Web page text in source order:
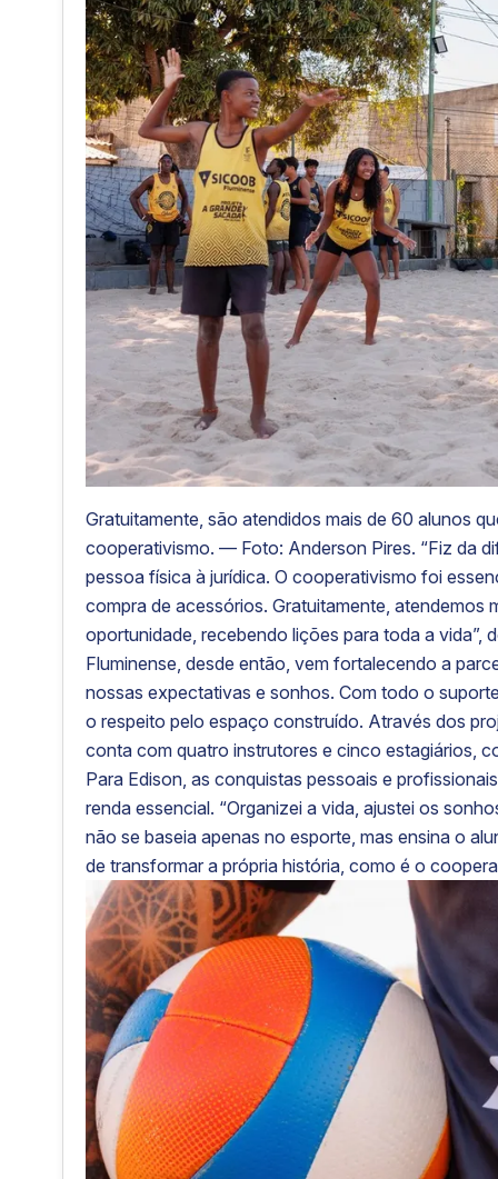
Gratuitamente, são atendidos mais de 60 alunos
cooperativismo. — Foto: Anderson Pires. “Fiz da
pessoa física à jurídica. O cooperativismo foi
compra de acessórios. Gratuitamente, atendemos
oportunidade, recebendo lições para toda a vida”,
Fluminense, desde então, vem fortalecendo a
nossas expectativas e sonhos. Com todo o
o respeito pelo espaço construído. Através dos
conta com quatro instrutores e cinco estagiários,
Para Edison, as conquistas pessoais e
renda essencial. “Organizei a vida, ajustei os
não se baseia apenas no esporte, mas ensina o
de transformar a própria história, como é o